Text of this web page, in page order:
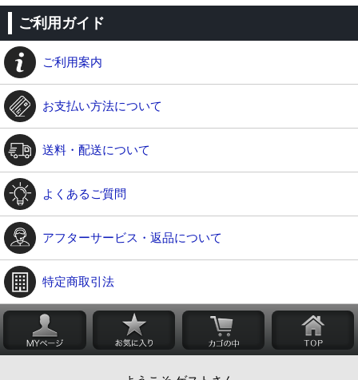
ご利用ガイド
ご利用案内
お支払い方法について
送料・配送について
よくあるご質問
アフターサービス・返品について
特定商取引法